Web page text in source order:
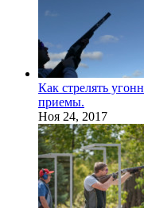
Как стрелять
приемы.
Ноя 24, 2017